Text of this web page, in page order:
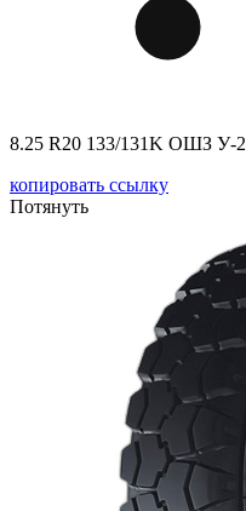
8.25 R20 133/131K ОШЗ У-2
копировать ссылку
Потянуть